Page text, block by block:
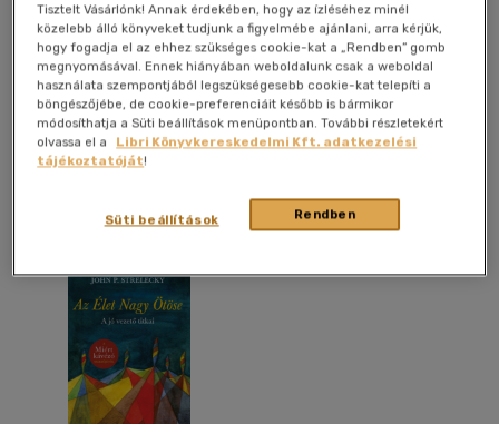
Az Élet Nagy Ötöse
John P. Strelecky
Antikvár könyv (1db)
Tisztelt Vásárlónk! Annak érdekében, hogy az ízléséhez minél
közelebb álló könyveket tudjunk a figyelmébe ajánlani, arra kérjük,
hogy fogadja el az ehhez szükséges cookie-kat a „Rendben” gomb
megnyomásával. Ennek hiányában weboldalunk csak a weboldal
használata szempontjából legszükségesebb cookie-kat telepíti a
böngészőjébe, de cookie-preferenciáit később is bármikor
módosíthatja a Süti beállítások menüpontban. További részletekért
olvassa el a
Libri Könyvkereskedelmi Kft. adatkezelési
tájékoztatóját!
Rendben
Süti beállítások